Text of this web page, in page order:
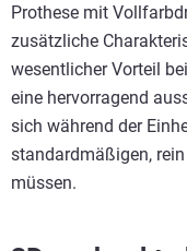
Prothese mit
zusätzliche
wesentlicher Vorteil
eine hervorragend
sich während der
standardmäßigen,
müssen.